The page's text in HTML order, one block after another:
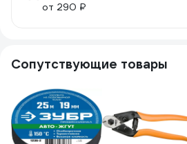
от 290 ₽
Сопутствующие товары